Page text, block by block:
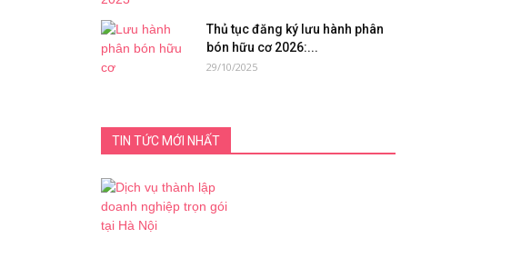
Thủ tục đăng ký lưu hành phân
bón hữu cơ 2026:...
29/10/2025
TIN TỨC MỚI NHẤT